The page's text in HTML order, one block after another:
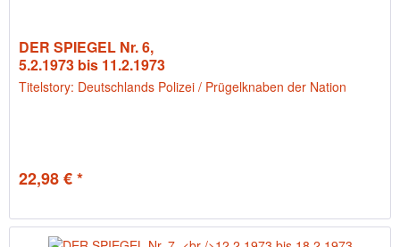
DER SPIEGEL Nr. 6,
5.2.1973 bis 11.2.1973
Titelstory: Deutschlands Polizei / Prügelknaben der Nation
22,98 € *